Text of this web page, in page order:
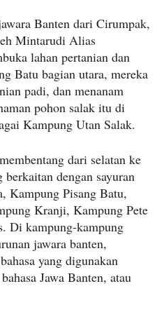
Banten dari Cirumpak,
Mintarudi Alias
lahan pertanian dan
Batu bagian utara, mereka
padi, dan menanam
pohon salak itu di
Kampung Utan Salak.
dari selatan ke
dengan sayuran
Kampung Pisang Batu,
Kranji, Kampung Pete
Di kampung-kampung
jawara banten,
yang digunakan
Jawa Banten, atau